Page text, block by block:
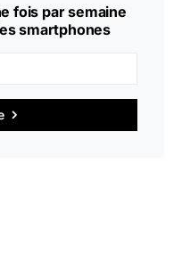
fois par semaine
smartphones